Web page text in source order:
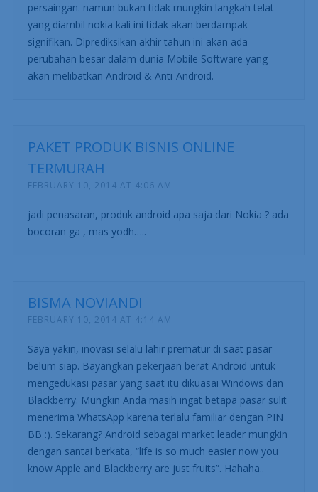
persaingan. namun bukan tidak mungkin langkah telat
yang diambil nokia kali ini tidak akan berdampak
signifikan. Diprediksikan akhir tahun ini akan ada
perubahan besar dalam dunia Mobile Software yang
akan melibatkan Android & Anti-Android.
PAKET PRODUK BISNIS ONLINE
TERMURAH
FEBRUARY 10, 2014 AT 4:06 AM
jadi penasaran, produk android apa saja dari Nokia ? ada
bocoran ga , mas yodh…..
BISMA NOVIANDI
FEBRUARY 10, 2014 AT 4:14 AM
Saya yakin, inovasi selalu lahir prematur di saat pasar
belum siap. Bayangkan pekerjaan berat Android untuk
mengedukasi pasar yang saat itu dikuasai Windows dan
Blackberry. Mungkin Anda masih ingat betapa pasar sulit
menerima WhatsApp karena terlalu familiar dengan PIN
BB :). Sekarang? Android sebagai market leader mungkin
dengan santai berkata, “life is so much easier now you
know Apple and Blackberry are just fruits”. Hahaha..